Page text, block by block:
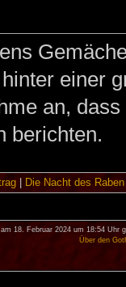
einer
an,
berichten.
| Die Nacht des Raben
18. Februar 2024 um 18:54 Uhr
Über den